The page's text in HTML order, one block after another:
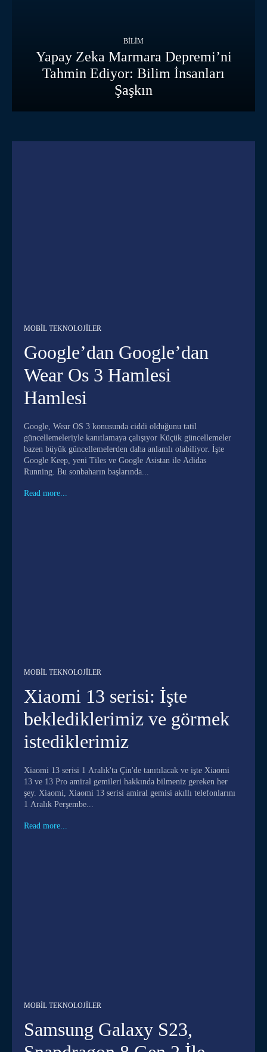
BILIM
Yapay Zeka Marmara Depremi’ni
Tahmin Ediyor: Bilim İnsanları
Şaşkın
MOBIL TEKNOLOJILER
Google’dan Google’dan
Wear Os 3 Hamlesi
Hamlesi
Google, Wear OS 3 konusunda ciddi olduğunu tatil
güncellemeleriyle kanıtlamaya çalışıyor Küçük güncellemeler
bazen büyük güncellemelerden daha anlamlı olabiliyor. İşte
Google Keep, yeni Tiles ve Google Asistan ile Adidas
Running. Bu sonbaharın başlarında...
Read more...
MOBIL TEKNOLOJILER
Xiaomi 13 serisi: İşte
beklediklerimiz ve görmek
istediklerimiz
Xiaomi 13 serisi 1 Aralık'ta Çin'de tanıtılacak ve işte Xiaomi
13 ve 13 Pro amiral gemileri hakkında bilmeniz gereken her
şey. Xiaomi, Xiaomi 13 serisi amiral gemisi akıllı telefonlarını
1 Aralık Perşembe...
Read more...
MOBIL TEKNOLOJILER
Samsung Galaxy S23,